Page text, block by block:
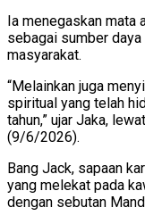
Ia menegaskan mata
sebagai sumber
masyarakat.
“Melainkan juga
spiritual yang telah
tahun,” ujar Jaka,
(9/6/2026).
Bang Jack, sapaan
yang melekat pada
dengan sebutan